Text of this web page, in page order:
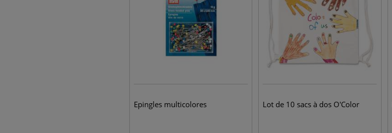
Epingles multicolores Lot de 10 sacs à dos O'Color